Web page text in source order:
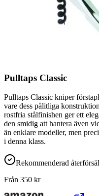
Pulltaps Classic
Pulltaps Classic kniper
vare dess pålitliga
rostfria stålfinishen ger ett
den smidig att hantera även
än enklare modeller, men
i denna klass.
Rekommenderad
Från 350 kr